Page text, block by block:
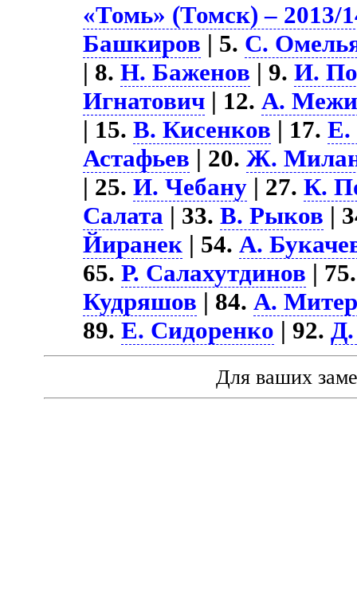
«Томь» (Томск) – 2013/
Башкиров | 5. С.
| 8.Н. Баженов | 9.И.
Игнатович | 12.А.
| 15.В. Кисенков | 17.Е.
Астафьев | 20.Ж.
| 25.И. Чебану | 27.К.
Салата | 33.В. Рыков |
Йиранек | 54.А.
65.Р. Салахутдинов |
Кудряшов | 84.А.
89.Е. Сидоренко | 92.
Для ваших